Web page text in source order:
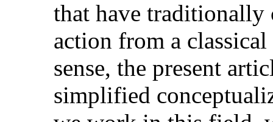
that have
action from a
sense, the present
simplified